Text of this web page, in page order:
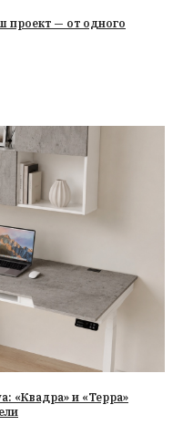
проект — от одного
«Квадра» и «Терра»